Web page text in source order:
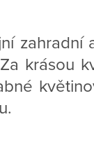
zahradní
krásou